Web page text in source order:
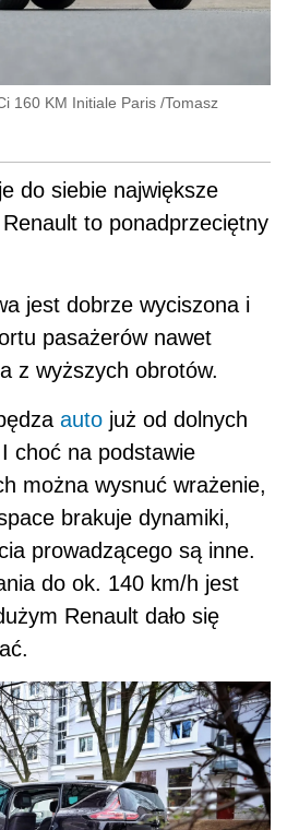
160 KM Initiale Paris /Tomasz
do siebie największe
to ponadprzeciętny
jest dobrze wyciszona i
pasażerów nawet
z wyższych obrotów.
auto już od dolnych
choć na podstawie
można wysnuć wrażenie,
brakuje dynamiki,
prowadzącego są inne.
do ok. 140 km/h jest
Renault dało się